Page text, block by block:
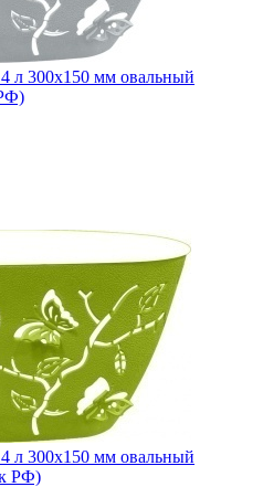
л 300х150 мм овальный
л 300х150 мм овальный
РФ)